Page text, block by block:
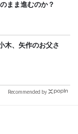
まま進むのか？
木、矢作のお父さ
Recommended by